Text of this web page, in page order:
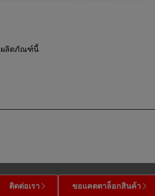
ผลิตภัณฑ์นี้
ติดต่อเรา ขอแคตตาล็อกสินค้า